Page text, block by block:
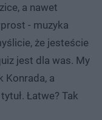
a nawet
- muzyka
że jesteście
jest dla was. My
Konrada, a
Łatwe? Tak